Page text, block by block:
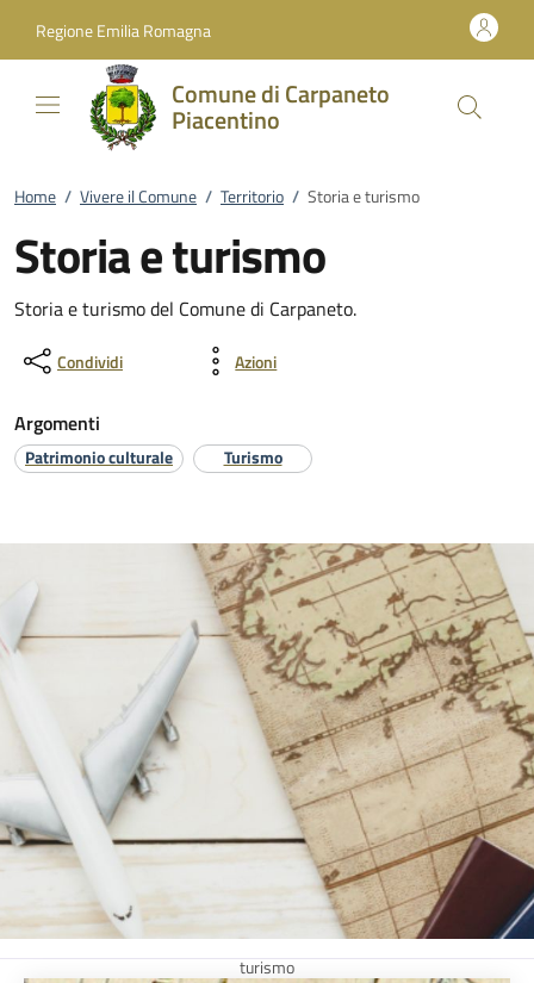
Regione Emilia Romagna
Comune di Carpaneto
Piacentino
Home / Vivere il Comune / Territorio / Storia e turismo
Storia e turismo
Storia e turismo del Comune di Carpaneto.
Condividi Azioni
Argomenti
Patrimonio culturale Turismo
turismo